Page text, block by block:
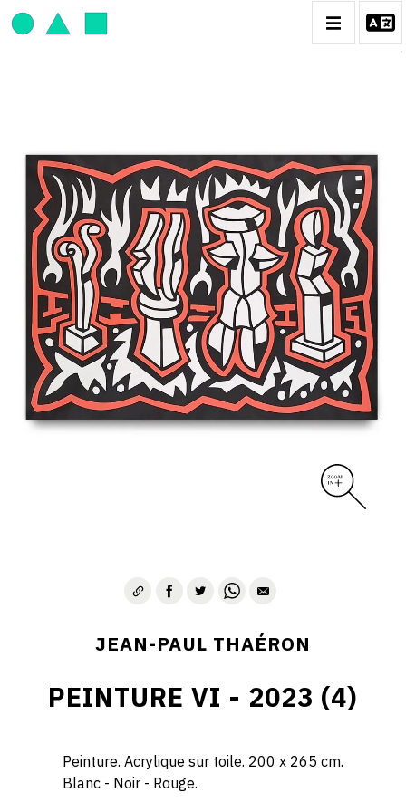
JEAN-PAUL THAÉRON
BIOGRAPHIE
CATALOGUE DES OEUVRES
OBJET / SIGNE
PEINTURE
SCULPTURE
CONTACT
JEAN-PAUL THAÉRON
PEINTURE VI - 2023 (4)
Peinture. Acrylique sur toile. 200 x 265 cm.
Blanc - Noir - Rouge.